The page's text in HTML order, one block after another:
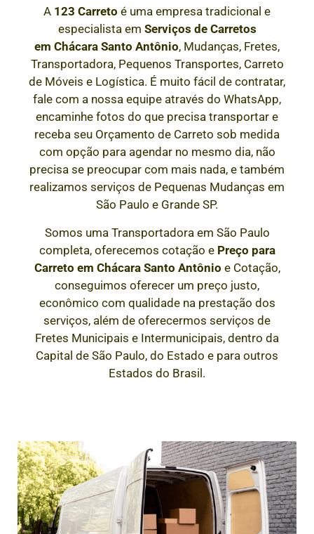
A 123 Carreto é uma empresa tradicional e
especialista em Serviços de Carretos
em Chácara Santo Antônio, Mudanças, Fretes,
Transportadora, Pequenos Transportes, Carreto
de Móveis e Logística. É muito fácil de contratar,
fale com a nossa equipe através do WhatsApp,
encaminhe fotos do que precisa transportar e
receba seu Orçamento de Carreto sob medida
com opção para agendar no mesmo dia, não
precisa se preocupar com mais nada, e também
realizamos serviços de Pequenas Mudanças em
São Paulo e Grande SP.
Somos uma Transportadora em São Paulo
completa, oferecemos cotação e Preço para
Carreto em Chácara Santo Antônio e Cotação,
conseguimos oferecer um preço justo,
econômico com qualidade na prestação dos
serviços, além de oferecermos serviços de
Fretes Municipais e Intermunicipais, dentro da
Capital de São Paulo, do Estado e para outros
Estados do Brasil.